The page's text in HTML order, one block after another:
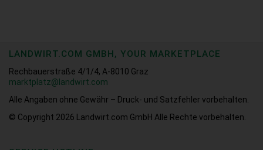
LANDWIRT.COM GMBH, YOUR MARKETPLACE
Rechbauerstraße 4/1/4, A-8010 Graz
marktplatz@landwirt.com
Alle Angaben ohne Gewähr – Druck- und Satzfehler vorbehalten.
© Copyright 2026
Landwirt.com GmbH Alle Rechte vorbehalten.